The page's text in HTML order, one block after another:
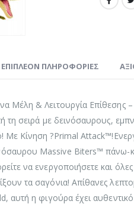
ΕΠΙΠΛΈΟΝ ΠΛΗΡΟΦΟΡΊΕΣ
Μέλη & Λειτουργία Επίθεσης
τη σειρά με δεινόσαυρους,
Με Κίνηση ?Primal
Massive Biters™ πάνω-
να ενεργοποιήσετε και
τα σαγόνια! Απίθανες
αυτή η φιγούρα έχει